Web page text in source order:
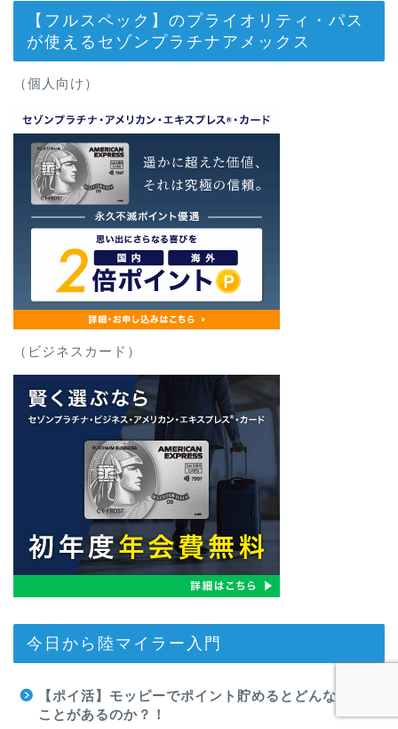
【フルスペック】のプライオリティ・パス
が使えるセゾンプラチナアメックス
（個人向け）
（ビジネスカード）
今日から陸マイラー入門
【ポイ活】モッピーでポイント貯めるとどんな良い
ことがあるのか？！